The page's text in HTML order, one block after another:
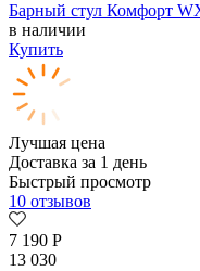
Барный стул Комфорт
в наличии
Купить
Лучшая цена
Доставка за 1 день
Быстрый просмотр
10 отзывов
7 190 Р
13 030